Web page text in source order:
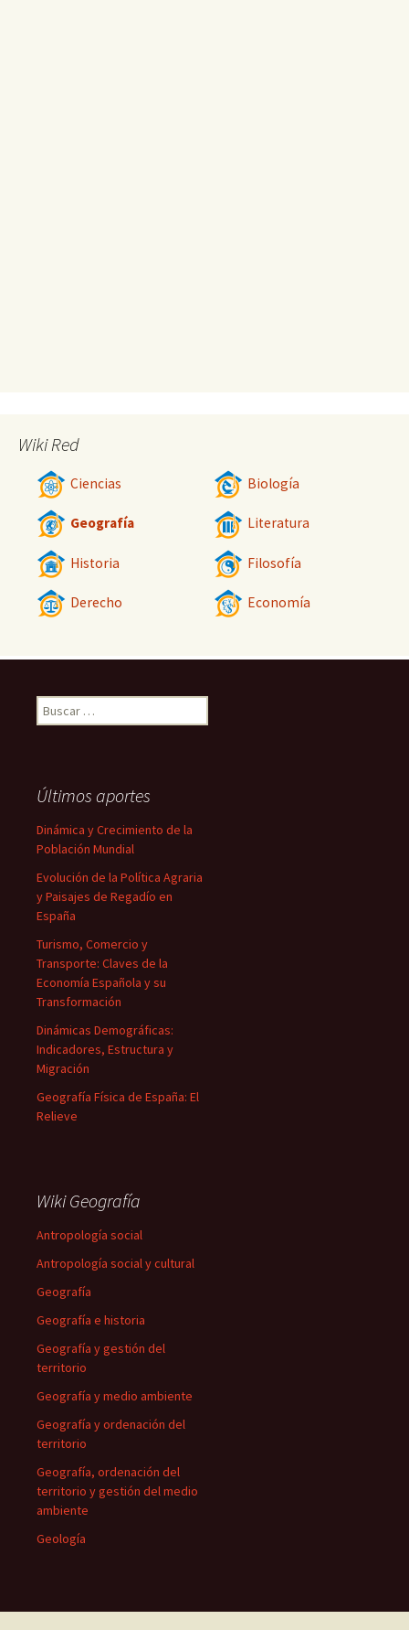
Wiki Red
Ciencias Biología
Geografía Literatura
Historia Filosofía
Derecho Economía
Buscar:
Últimos aportes
Dinámica y Crecimiento de la
Población Mundial
Evolución de la Política Agraria
y Paisajes de Regadío en
España
Turismo, Comercio y
Transporte: Claves de la
Economía Española y su
Transformación
Dinámicas Demográficas:
Indicadores, Estructura y
Migración
Geografía Física de España: El
Relieve
Wiki Geografía
Antropología social
Antropología social y cultural
Geografía
Geografía e historia
Geografía y gestión del
territorio
Geografía y medio ambiente
Geografía y ordenación del
territorio
Geografía, ordenación del
territorio y gestión del medio
ambiente
Geología